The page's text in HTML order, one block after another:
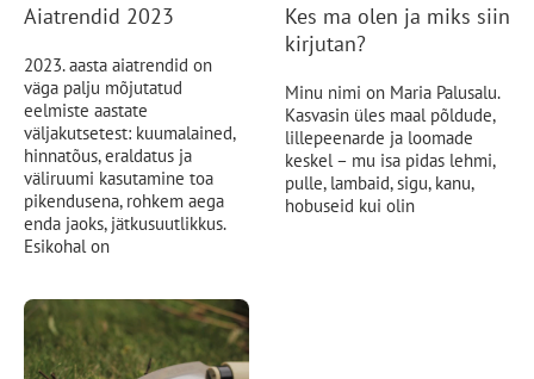
Aiatrendid 2023
2023. aasta aiatrendid on
väga palju mõjutatud
eelmiste aastate
väljakutsetest: kuumalained,
hinnatõus, eraldatus ja
väliruumi kasutamine toa
pikendusena, rohkem aega
enda jaoks, jätkusuutlikkus.
Esikohal on
Kes ma olen ja miks siin
kirjutan?
Minu nimi on Maria Palusalu.
Kasvasin üles maal põldude,
lillepeenarde ja loomade
keskel – mu isa pidas lehmi,
pulle, lambaid, sigu, kanu,
hobuseid kui olin